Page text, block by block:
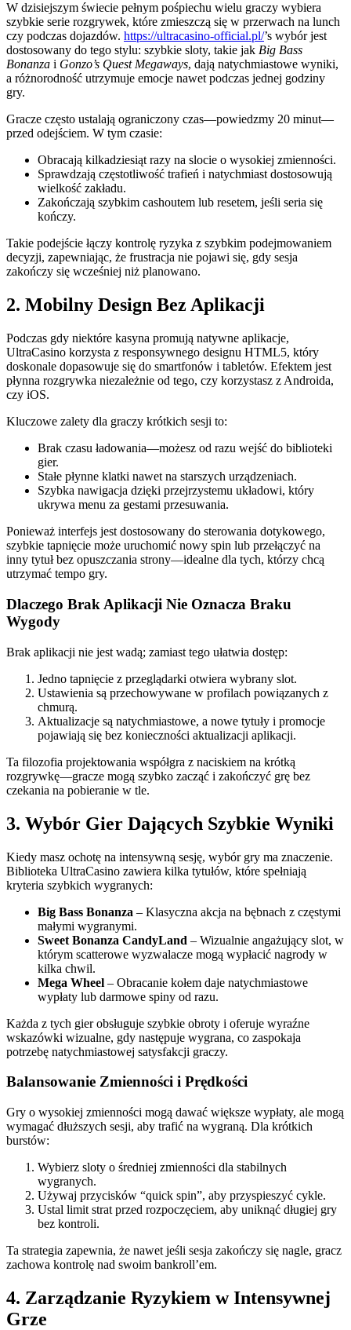
W dzisiejszym świecie pełnym pośpiechu wielu graczy wybiera
szybkie serie rozgrywek, które zmieszczą się w przerwach na lunch
czy podczas dojazdów. https://ultracasino-official.pl/’s wybór jest
dostosowany do tego stylu: szybkie sloty, takie jak Big Bass
Bonanza i Gonzo’s Quest Megaways, dają natychmiastowe wyniki,
a różnorodność utrzymuje emocje nawet podczas jednej godziny
gry.
Gracze często ustalają ograniczony czas—powiedzmy 20 minut—
przed odejściem. W tym czasie:
Obracają kilkadziesiąt razy na slocie o wysokiej zmienności.
Sprawdzają częstotliwość trafień i natychmiast dostosowują
wielkość zakładu.
Zakończają szybkim cashoutem lub resetem, jeśli seria się
kończy.
Takie podejście łączy kontrolę ryzyka z szybkim podejmowaniem
decyzji, zapewniając, że frustracja nie pojawi się, gdy sesja
zakończy się wcześniej niż planowano.
2. Mobilny Design Bez Aplikacji
Podczas gdy niektóre kasyna promują natywne aplikacje,
UltraCasino korzysta z responsywnego designu HTML5, który
doskonale dopasowuje się do smartfonów i tabletów. Efektem jest
płynna rozgrywka niezależnie od tego, czy korzystasz z Androida,
czy iOS.
Kluczowe zalety dla graczy krótkich sesji to:
Brak czasu ładowania—możesz od razu wejść do biblioteki
gier.
Stałe płynne klatki nawet na starszych urządzeniach.
Szybka nawigacja dzięki przejrzystemu układowi, który
ukrywa menu za gestami przesuwania.
Ponieważ interfejs jest dostosowany do sterowania dotykowego,
szybkie tapnięcie może uruchomić nowy spin lub przełączyć na
inny tytuł bez opuszczania strony—idealne dla tych, którzy chcą
utrzymać tempo gry.
Dlaczego Brak Aplikacji Nie Oznacza Braku
Wygody
Brak aplikacji nie jest wadą; zamiast tego ułatwia dostęp:
Jedno tapnięcie z przeglądarki otwiera wybrany slot.
Ustawienia są przechowywane w profilach powiązanych z
chmurą.
Aktualizacje są natychmiastowe, a nowe tytuły i promocje
pojawiają się bez konieczności aktualizacji aplikacji.
Ta filozofia projektowania współgra z naciskiem na krótką
rozgrywkę—gracze mogą szybko zacząć i zakończyć grę bez
czekania na pobieranie w tle.
3. Wybór Gier Dających Szybkie Wyniki
Kiedy masz ochotę na intensywną sesję, wybór gry ma znaczenie.
Biblioteka UltraCasino zawiera kilka tytułów, które spełniają
kryteria szybkich wygranych:
Big Bass Bonanza – Klasyczna akcja na bębnach z częstymi
małymi wygranymi.
Sweet Bonanza CandyLand – Wizualnie angażujący slot, w
którym scatterowe wyzwalacze mogą wypłacić nagrody w
kilka chwil.
Mega Wheel – Obracanie kołem daje natychmiastowe
wypłaty lub darmowe spiny od razu.
Każda z tych gier obsługuje szybkie obroty i oferuje wyraźne
wskazówki wizualne, gdy następuje wygrana, co zaspokaja
potrzebę natychmiastowej satysfakcji graczy.
Balansowanie Zmienności i Prędkości
Gry o wysokiej zmienności mogą dawać większe wypłaty, ale mogą
wymagać dłuższych sesji, aby trafić na wygraną. Dla krótkich
burstów:
Wybierz sloty o średniej zmienności dla stabilnych
wygranych.
Używaj przycisków “quick spin”, aby przyspieszyć cykle.
Ustal limit strat przed rozpoczęciem, aby uniknąć długiej gry
bez kontroli.
Ta strategia zapewnia, że nawet jeśli sesja zakończy się nagle, gracz
zachowa kontrolę nad swoim bankroll’em.
4. Zarządzanie Ryzykiem w Intensywnej
Grze